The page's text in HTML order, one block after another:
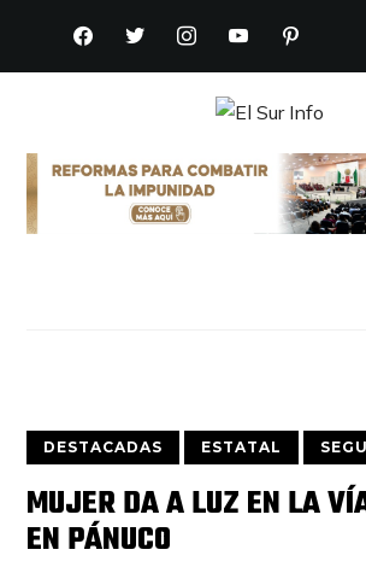
FACEBOOKTWITTERINSTAGRAMYOUTUBEPINTEREST
DESTACADAS ESTATAL
MUJER DA A LUZ EN LA
EN PÁNUCO